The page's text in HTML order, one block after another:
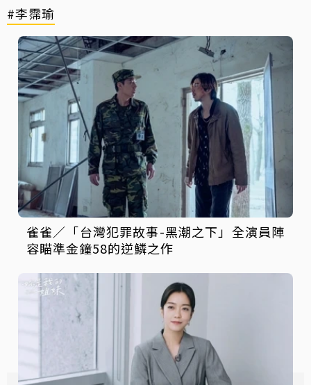
#李霈瑜
雀雀／「台灣犯罪故事-黑潮之下」全演員陣
容瞄準金鐘58的逆鱗之作